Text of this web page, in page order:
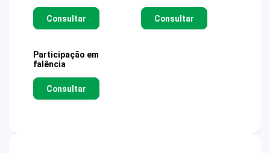
Consultar Consultar
Participação em
falência
Consultar